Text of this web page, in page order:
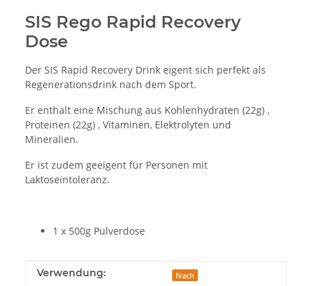
SIS Rego Rapid Recovery
Dose
Der SIS Rapid Recovery Drink eigent sich perfekt als
Regenerationsdrink nach dem Sport.
Er enthält eine Mischung aus Kohlenhydraten (22g) ,
Proteinen (22g) , Vitaminen, Elektrolyten und
Mineralien.
Er ist zudem geeigent für Personen mit
Laktoseintoleranz.
1 x 500g Pulverdose
Produkteigenschaft
Wert
Verwendung: Nach